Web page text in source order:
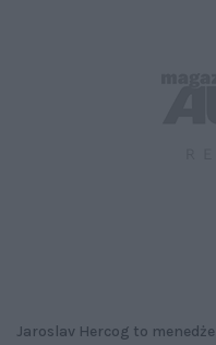
Jaroslav Hercog to